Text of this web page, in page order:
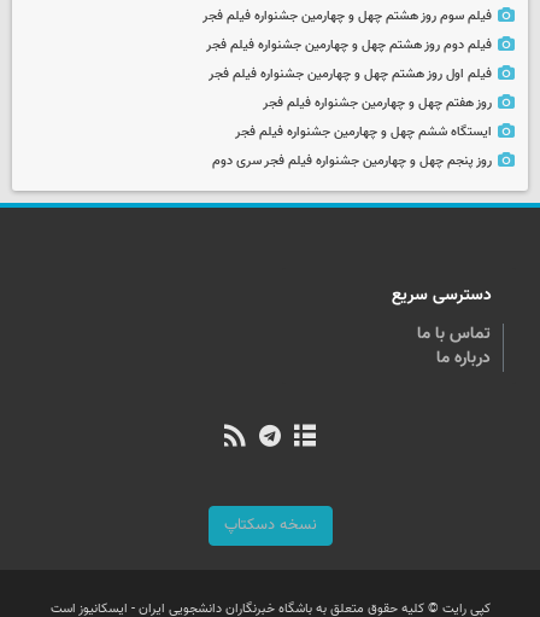
فیلم سوم روز هشتم چهل و چهارمین جشنواره فیلم فجر
فیلم دوم روز هشتم چهل و چهارمین جشنواره فیلم فجر
فیلم اول روز هشتم چهل و چهارمین جشنواره فیلم فجر
روز هفتم چهل و چهارمین جشنواره فیلم فجر
ایستگاه ششم چهل و چهارمین جشنواره فیلم فجر
روز پنجم چهل و چهارمین جشنواره فیلم فجر سری دوم
دسترسی سریع
تماس با ما
درباره ما
نسخه دسکتاپ
کپی رایت © کلیه حقوق متعلق به باشگاه خبرنگاران دانشجویی ایران - ایسکانیوز است